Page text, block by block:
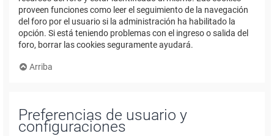
proveen funciones como leer el seguimiento de la navegación
del foro por el usuario si la administración ha habilitado la
opción. Si está teniendo problemas con el ingreso o salida del
foro, borrar las cookies seguramente ayudará.
Arriba
Preferencias de usuario y
configuraciones